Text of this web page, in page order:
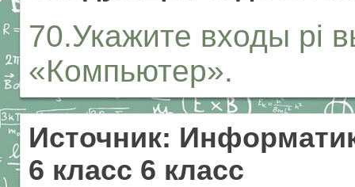
70.Укажите входы pi
«Компьютер».
Источник:
6 класс 6 класс